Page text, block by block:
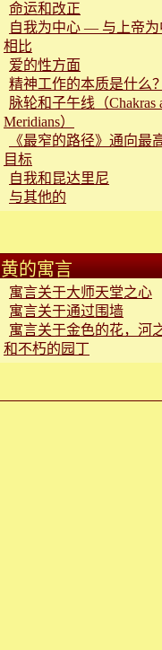
命运和改正
自我为中心 — 与上帝为
相比
爱的性方面
精神工作的本质是什么
脉轮和子午线（Chakras
Meridians）
《最窄的路径》通向最
目标
自我和昆达里尼
与其他的
黄的寓言
寓言关于大师天堂之心
寓言关于通过围墙
寓言关于金色的花，河
和不朽的园丁